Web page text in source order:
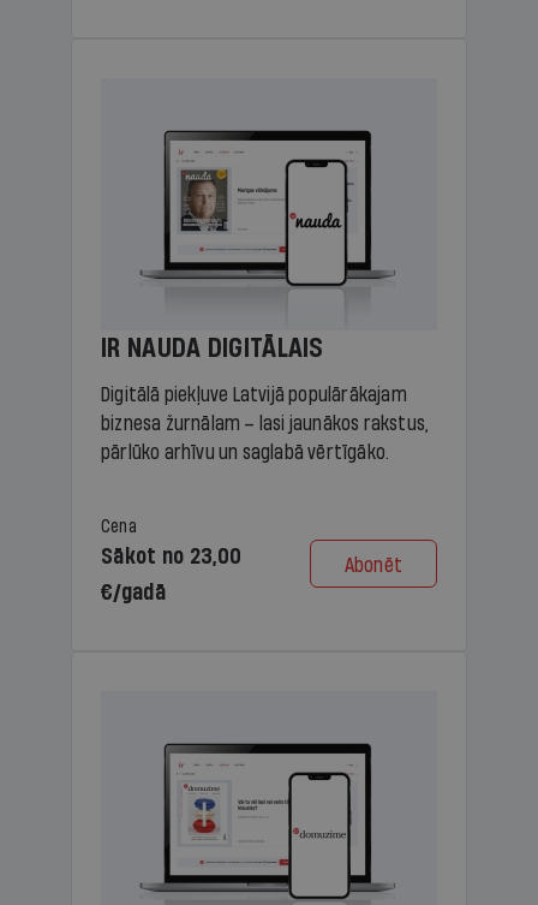
IR NAUDA DIGITĀLAIS
Digitālā piekļuve Latvijā populārākajam
biznesa žurnālam – lasi jaunākos rakstus,
pārlūko arhīvu un saglabā vērtīgāko.
Cena
Sākot no 23,00
€/gadā
Abonēt